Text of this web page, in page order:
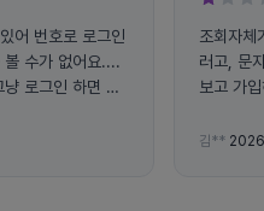
어 번호로 로그인
볼 수가 없어요....
로그인 하면 사
조회자체
러고, 문
보고 가
김**